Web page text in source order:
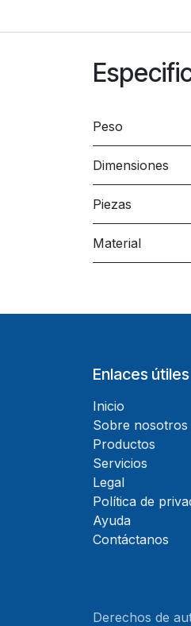
Peso
Dimensiones
Piezas
Material
Enlaces útiles
Inicio
Sobre nosotros
Productos
Servicios
Legal
Política de
Ayuda
Contáctanos
Derechos de